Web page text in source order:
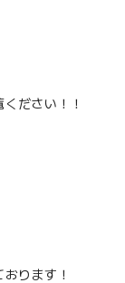
ださい！！
ります！